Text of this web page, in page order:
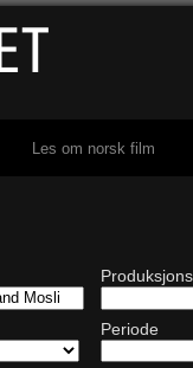
Les om norsk film
Periode